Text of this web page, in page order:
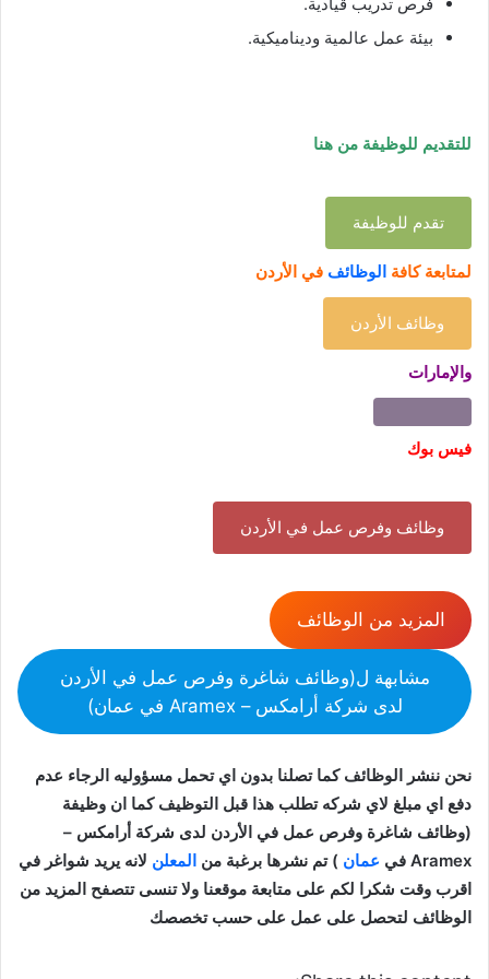
بيئة عمل عالمية وديناميكية.
للتقديم للوظيفة من هنا
تقدم للوظيفة
لمتابعة كافة الوظائف في الأردن
وظائف الأردن
والإمارات
فيس بوك
وظائف وفرص عمل في الأردن
المزيد من الوظائف
مشابهة ل(وظائف شاغرة وفرص عمل في الأردن
لدى شركة أرامكس – Aramex في عمان)
نحن ننشر الوظائف كما تصلنا بدون اي تحمل مسؤوليه الرجاء عدم
دفع اي مبلغ لاي شركه تطلب هذا قبل التوظيف كما ان وظيفة
(وظائف شاغرة وفرص عمل في الأردن لدى شركة أرامكس –
Aramex في
عمان ) تم نشرها برغبة من المعلن لانه يريد شواغر في
اقرب وقت شكرا لكم على متابعة موقعنا ولا تنسى تتصفح المزيد من
الوظائف لتحصل على عمل على حسب تخصصك